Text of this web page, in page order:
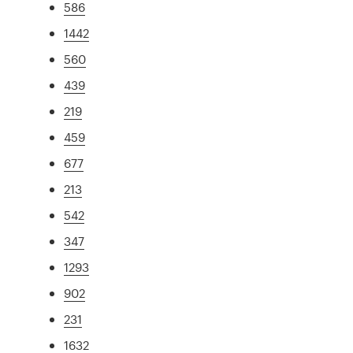
586
1442
560
439
219
459
677
213
542
347
1293
902
231
1632